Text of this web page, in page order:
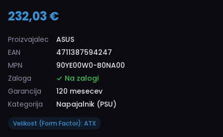
232,03 €
Proizvajalec
ASUS
EAN
4711387594247
MPN
90YE00W0-B0NA00
Zaloga
Na zalogi
Garancija
120 mesecev
Kategorija
Napajalnik (PSU)
Velikost (Form Factor): ATX